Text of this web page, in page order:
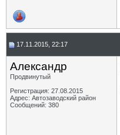
17.11.2015, 22:17
Aлександр
Продвинутый
Регистрация: 27.08.2015
Адрес: Автозаводский район
Сообщений: 380